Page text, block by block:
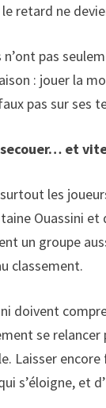
retard ne
pas
: jouer la
pas sur ses
et
les
Ouassini et
un groupe
classement.
doivent
se relancer
Laisser
s’éloigne, et